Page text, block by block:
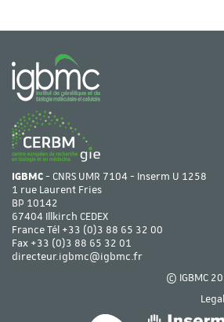
IGBMC- CNRS UMR 7104 - Inserm U 1258
1 rue Laurent Fries
BP 10142
67404 Illkirch CEDEX
France Tél +33 (0)3 88 65 32 00
Fax +33 (0)3 88 65 32 01
directeur.igbmc@igbmc.fr
© IGBMC